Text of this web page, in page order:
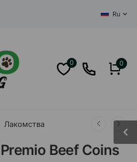
Ru
0 0
Лакомства
Beef Coins